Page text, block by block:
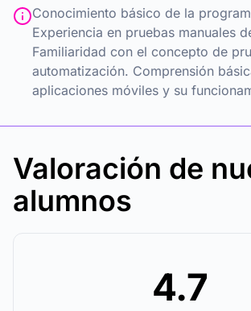
Conocimiento básico de la
Experiencia en pruebas manuales
Familiaridad con el concepto de
automatización. Comprensión
aplicaciones móviles y su
Valoración de
alumnos
4.7